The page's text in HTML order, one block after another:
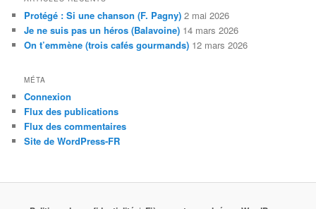
Protégé : Si une chanson (F. Pagny) 2 mai 2026
Je ne suis pas un héros (Balavoine) 14 mars 2026
On t’emmène (trois cafés gourmands) 12 mars 2026
MÉTA
Connexion
Flux des publications
Flux des commentaires
Site de WordPress-FR